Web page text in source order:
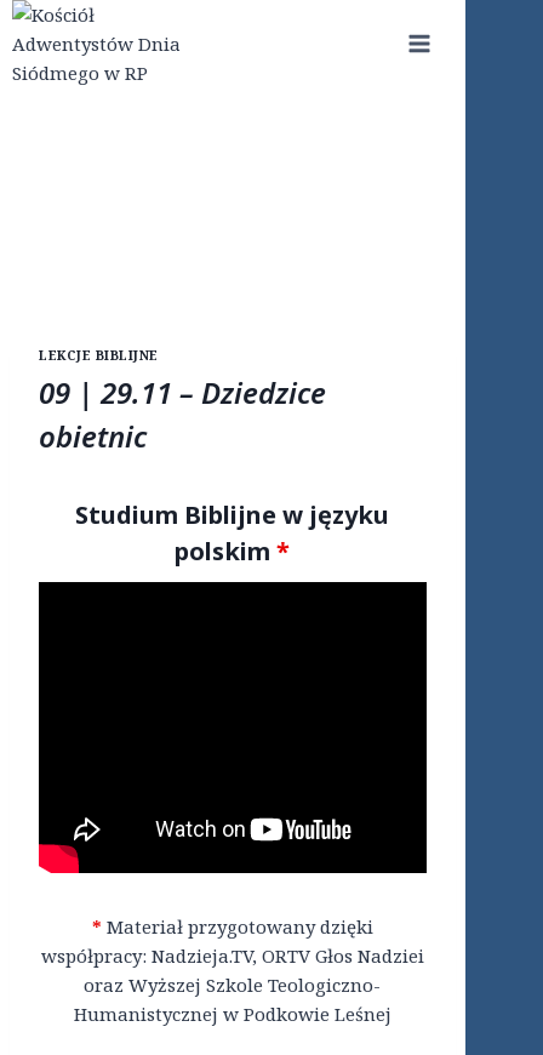
Przejdź
do
treści
LEKCJE BIBLIJNE
09 | 29.11 – Dziedzice
obietnic
Studium Biblijne w języku
polskim*
* Materiał przygotowany dzięki
współpracy: Nadzieja.TV, ORTV Głos Nadziei
oraz Wyższej Szkole Teologiczno-
Humanistycznej w Podkowie Leśnej